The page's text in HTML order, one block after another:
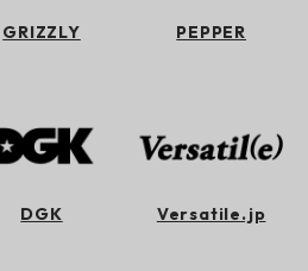
GRIZZLY PEPPER
DGK Versatile.jp